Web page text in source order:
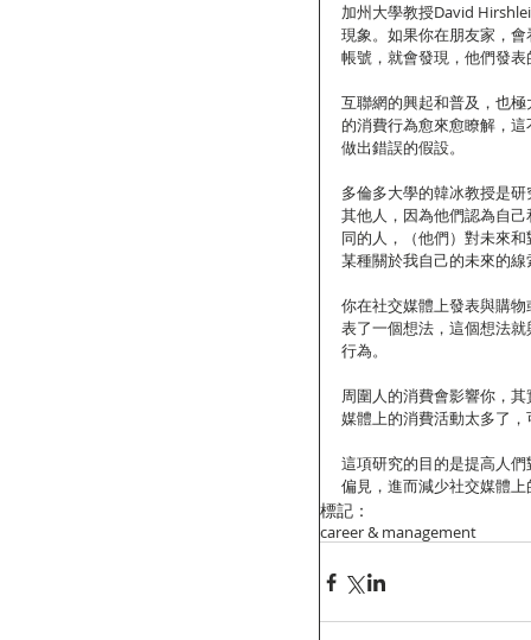
加州大學教授David
現象。如果你在朋友家，
帳號，就會發現，他們發表
互聯網的興起和普及，也
的消費行為愈來愈瞭解，
做出錯誤的假設。
多倫多大學的韓冰教授是
其他人，因為他們認為自
同的人，（他們）對未來
某種關於我自己的未來的線
你在社交媒體上發表與購
表了一個想法，這個想法
行為。
周圍人的消費會影響你，
媒體上的消費活動太多了，
這項研究的目的是提高人
偏見，進而減少社交媒體上
標記：
career & management